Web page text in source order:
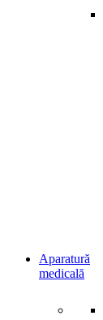
Aparatură
medicală